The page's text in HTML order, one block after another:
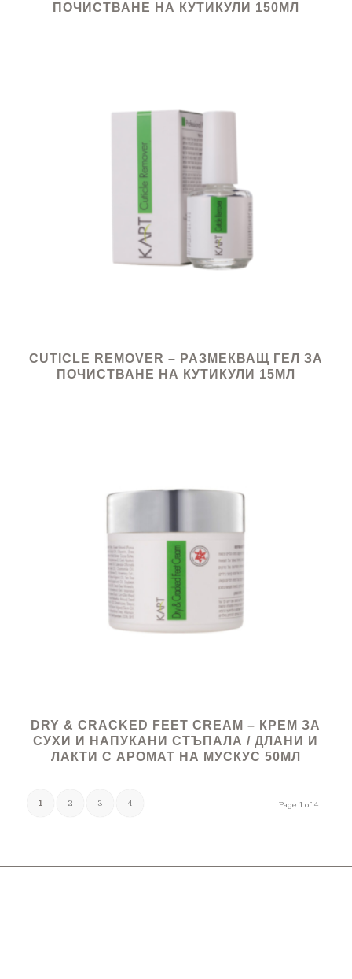
ПОЧИСТВАНЕ НА КУТИКУЛИ 150МЛ
CUTICLE REMOVER – РАЗМЕКВАЩ ГЕЛ ЗА
ПОЧИСТВАНЕ НА КУТИКУЛИ 15МЛ
DRY & CRACKED FEET CREAM – КРЕМ ЗА
СУХИ И НАПУКАНИ СТЪПАЛА / ДЛАНИ И
ЛАКТИ С АРОМАТ НА МУСКУС 50МЛ
Page 1 of 4
1 2 3 4